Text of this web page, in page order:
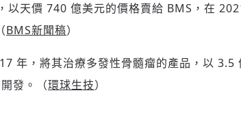
天價 740 億美元的價格賣給 BMS，在
BMS新聞稿）
年，將其治療多發性骨髓瘤的產品，以 3.5
發。（環球生技）